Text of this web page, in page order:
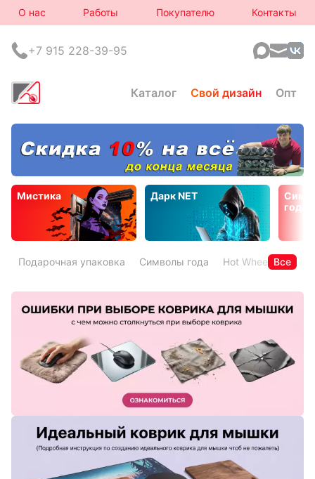
О нас Работы Покупателю Контакты
+7 915 228-39-95
Каталог Свой дизайн Опт
Мистика Дарк NET
года
Подарочная упаковка Символы года Hot WheelsВсе